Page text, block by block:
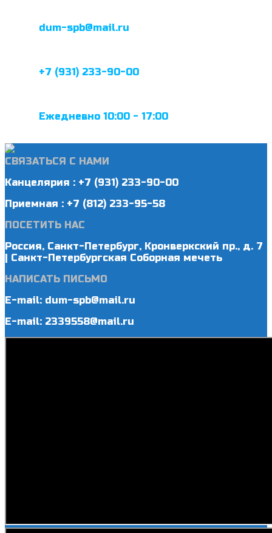
dum-spb@mail.ru
+7 (931) 233-90-00
Ежедневно 10:00 - 17:00
СВЯЗАТЬСЯ С НАМИ
Канцелярия : +7 (931) 233-90-00
Приемная : +7 (812) 233-95-58
ПОСЕТИТЬ НАС
Россия, Санкт-Петербург, Кронверкский пр., д. 7
| Санкт-Петербургская Соборная мечеть
НАПИСАТЬ ПИСЬМО
E-mail: dum-spb@mail.ru
E-mail: 2339558@mail.ru